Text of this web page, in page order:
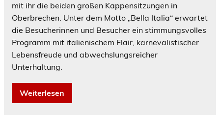
mit ihr die beiden großen Kappensitzungen in
Oberbrechen. Unter dem Motto „Bella Italia“ erwartet
die Besucherinnen und Besucher ein stimmungsvolles
Programm mit italienischem Flair, karnevalistischer
Lebensfreude und abwechslungsreicher
Unterhaltung.
Weiterlesen